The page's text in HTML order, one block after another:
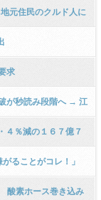
元住民のクルド人に
求
が秒読み段階へ → 江
省はコメ価格にコミ
４％減の１６７億７
ることがコレ！」
は和歌山県！理由
酸素ホース巻き込み